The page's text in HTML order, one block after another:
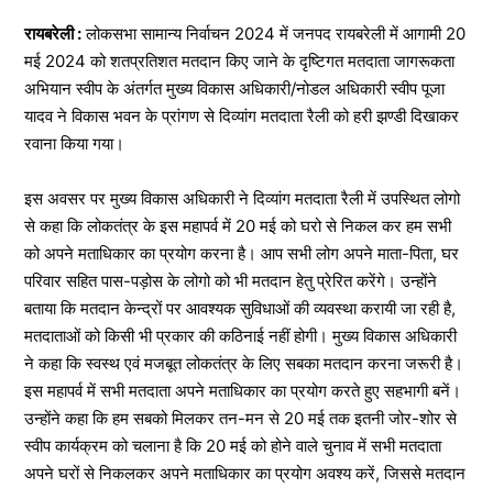
रायबरेली :लोकसभा सामान्य निर्वाचन 2024 में जनपद रायबरेली में आगामी 20
मई 2024 को शतप्रतिशत मतदान किए जाने के दृष्टिगत मतदाता जागरूकता
अभियान स्वीप के अंतर्गत मुख्य विकास अधिकारी/नोडल अधिकारी स्वीप पूजा
यादव ने विकास भवन के प्रांगण से दिव्यांग मतदाता रैली को हरी झण्डी दिखाकर
रवाना किया गया।
इस अवसर पर मुख्य विकास अधिकारी ने दिव्यांग मतदाता रैली में उपस्थित लोगो
से कहा कि लोकतंत्र के इस महापर्व में 20 मई को घरो से निकल कर हम सभी
को अपने मताधिकार का प्रयोग करना है। आप सभी लोग अपने माता-पिता, घर
परिवार सहित पास-पड़ोस के लोगो को भी मतदान हेतु प्रेरित करेंगे। उन्होंने
बताया कि मतदान केन्द्रों पर आवश्यक सुविधाओं की व्यवस्था करायी जा रही है,
मतदाताओं को किसी भी प्रकार की कठिनाई नहीं होगी। मुख्य विकास अधिकारी
ने कहा कि स्वस्थ एवं मजबूत लोकतंत्र के लिए सबका मतदान करना जरूरी है।
इस महापर्व में सभी मतदाता अपने मताधिकार का प्रयोग करते हुए सहभागी बनें।
उन्होंने कहा कि हम सबको मिलकर तन-मन से 20 मई तक इतनी जोर-शोर से
स्वीप कार्यक्रम को चलाना है कि 20 मई को होने वाले चुनाव में सभी मतदाता
अपने घरों से निकलकर अपने मताधिकार का प्रयोग अवश्य करें, जिससे मतदान